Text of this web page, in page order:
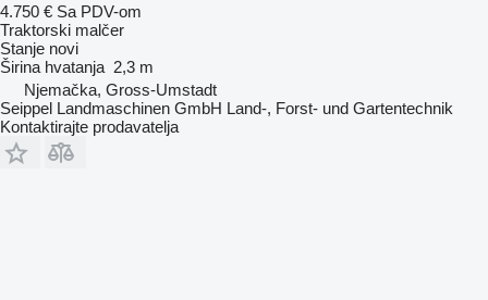
4.750 € Sa PDV-om
Traktorski malčer
Stanje novi
Širina hvatanja 2,3 m
Njemačka, Gross-Umstadt
Seippel Landmaschinen GmbH Land-, Forst- und Gartentechnik
Kontaktirajte prodavatelja